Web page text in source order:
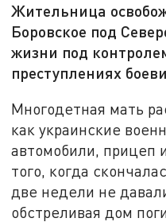
Жительница
Боровское под
жизни под
преступлениях
Многодетная мать
как украинские
автомобили, прицеп
того, когда
две недели не
обстреливая дом